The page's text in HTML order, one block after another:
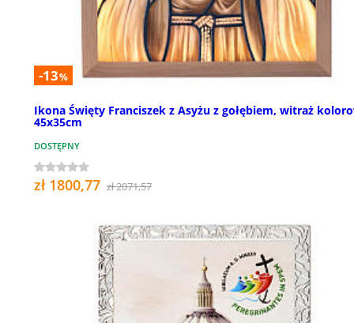
-13%
Ikona Święty Franciszek z Asyżu z gołębiem, witraż
45x35cm
DOSTĘPNY
zł 1800,77 zł 2071,57